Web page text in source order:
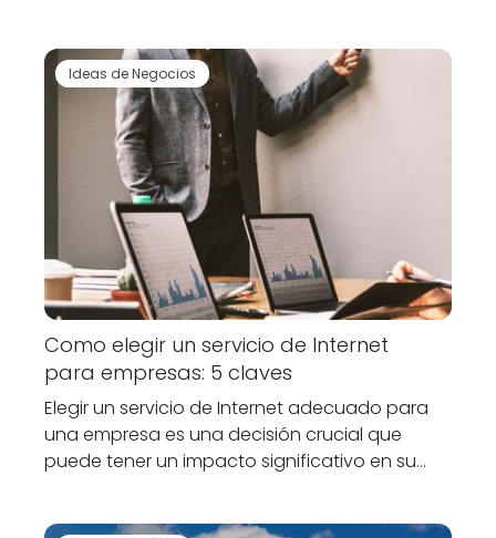
Ideas de Negocios
Como elegir un servicio de Internet
para empresas: 5 claves
Elegir un servicio de Internet adecuado para
una empresa es una decisión crucial que
puede tener un impacto significativo en su…